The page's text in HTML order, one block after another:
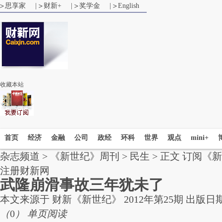
思享家 财新+ 奖学金 English
收藏本站
首页 经济 金融 公司 政经 环科 世界 观点 mini+
杂志频道 > 《新世纪》周刊 > 民生 > 正文 订阅《
注册财新网
武隆崩滑事故三年犹未了
本文来源于 财新《新世纪》
2012年第25期 出版日
（0 ）
单页阅读